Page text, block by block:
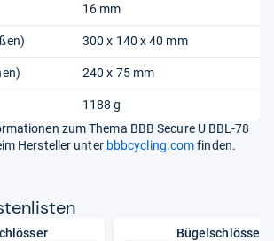
16 mm
300 x 140 x 40 mm
240 x 75 mm
1188 g
zum Thema BBB Secure U BBL-78
Hersteller unter bbbcycling.comfinden.
Bügelschlösser